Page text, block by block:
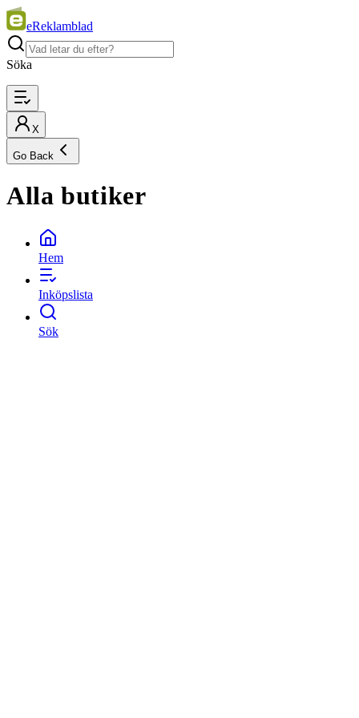
eReklamblad
Söka
X
Go Back
Alla butiker
Hem
Inköpslista
Sök